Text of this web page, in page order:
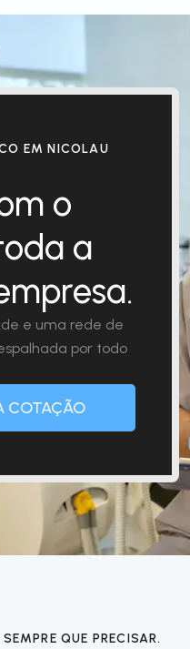
EM NICOLAU
o
a
e uma rede de
por todo
COTAÇÃO
QUE PRECISAR.